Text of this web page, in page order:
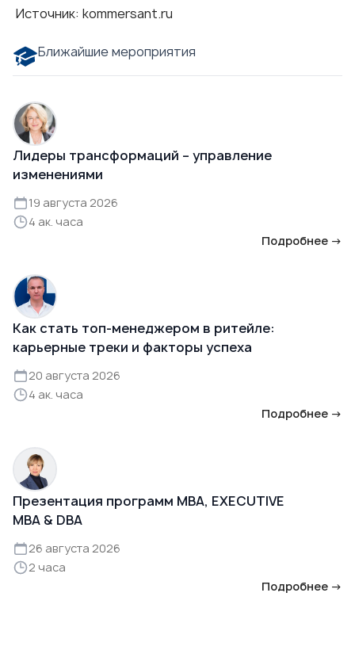
Источник: kommersant.ru
Ближайшие мероприятия
Лидеры трансформаций – управление
изменениями
19 августа 2026
4 ак. часа
Подробнее →
Как стать топ-менеджером в ритейле:
карьерные треки и факторы успеха
20 августа 2026
4 ак. часа
Подробнее →
Презентация программ MBA, EXECUTIVE
MBA & DBA
26 августа 2026
2 часа
Подробнее →